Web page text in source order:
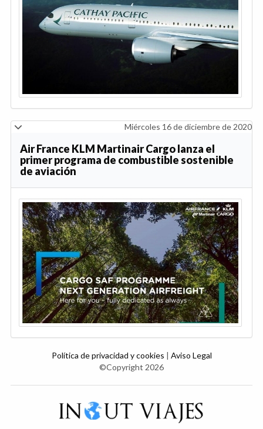
Miércoles 16 de diciembre de 2020
Air France KLM Martinair Cargo lanza el
primer programa de combustible sostenible
de aviación
Política de privacidad y cookies
Aviso Legal
©Copyright 2026